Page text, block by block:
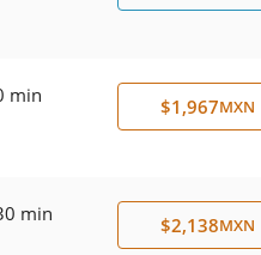
min $1,967MXN
min $2,138MXN